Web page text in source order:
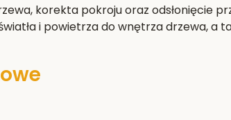
korekta pokroju oraz odsłonięcie
i powietrza do wnętrza drzewa, a